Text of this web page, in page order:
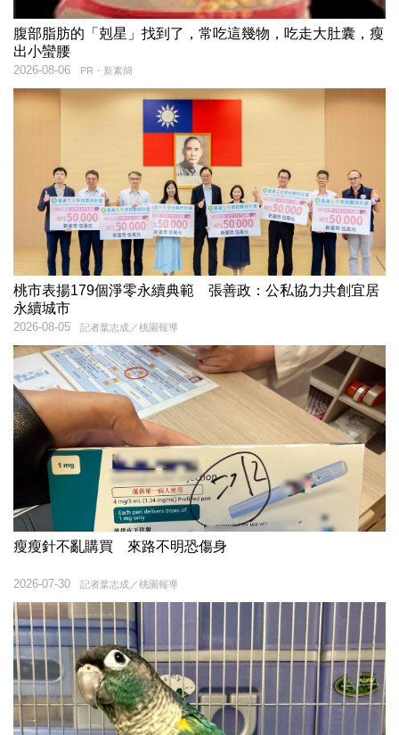
腹部脂肪的「剋星」找到了，常吃這幾物，吃走大肚囊，瘦
出小蠻腰
PR・新素簡
2026-08-06
桃市表揚179個淨零永續典範 張善政：公私協力共創宜居
永續城市
記者葉志成／桃園報導
2026-08-05
瘦瘦針不亂購買 來路不明恐傷身
記者葉志成／桃園報導
2026-07-30